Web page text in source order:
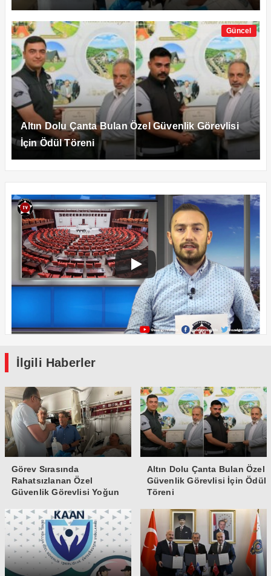
Güncel
Altın Dolu Çanta Bulan Özel Güvenlik Görevlisi
İçin Ödül Töreni
İlgili Haberler
Görev Sırasında
Rahatsızlanan Özel
Güvenlik Görevlisi Yoğun
Altın Dolu Çanta Bulan Özel
Güvenlik Görevlisi İçin Ödül
Töreni